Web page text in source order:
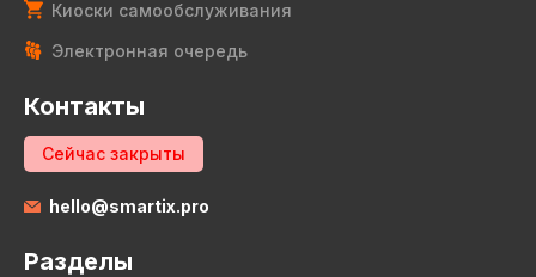
Киоски самообслуживания
Электронная очередь
Контакты
Сейчас закрыты
hello@smartix.pro
Разделы